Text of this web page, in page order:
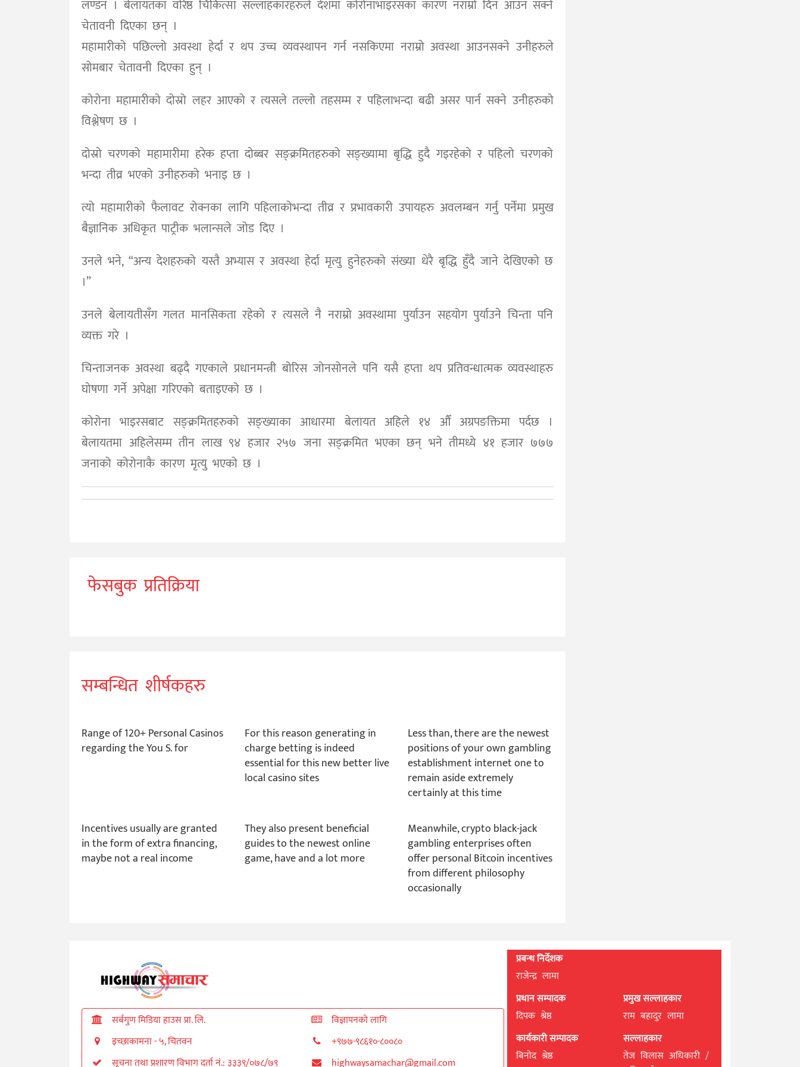
लण्डन । बेलायतका वरिष्ठ चिकित्सा सल्लाहकारहरुले देशमा कोरोनाभाइरसका कारण नराम्रो दिन आउन सक्ने
चेतावनी दिएका छन् ।
महामारीको पछिल्लो अवस्था हेर्दा र थप उच्च व्यवस्थापन गर्न नसकिएमा नराम्रो अवस्था आउनसक्ने उनीहरुले
सोमबार चेतावनी दिएका हुन् ।
कोरोना महामारीको दोस्रो लहर आएको र त्यसले तल्लो तहसम्म र पहिलाभन्दा बढी असर पार्न सक्ने उनीहरुको
विश्लेषण छ ।
दोस्रो चरणको महामारीमा हरेक हप्ता दोब्बर सङ्क्रमितहरुको सङ्ख्यामा बृद्धि हुदै गइरहेको र पहिलो चरणको
भन्दा तीव्र भएको उनीहरुको भनाइ छ ।
त्यो महामारीको फैलावट रोक्नका लागि पहिलाकोभन्दा तीव्र र प्रभावकारी उपायहरु अवलम्बन गर्नु पर्नेमा प्रमुख
बैज्ञानिक अधिकृत पाट्रीक भलान्सले जोड दिए ।
उनले भने, “अन्य देशहरुको यस्तै अभ्यास र अवस्था हेर्दा मृत्यु हुनेहरुको संख्या धेरै बृद्धि हुँदै जाने देखिएको छ
।”
उनले बेलायतीसँग गलत मानसिकता रहेको र त्यसले नै नराम्रो अवस्थामा पुर्याउन सहयोग पुर्याउने चिन्ता पनि
व्यक्त गरे ।
चिन्ताजनक अवस्था बढ्दै गएकाले प्रधानमन्त्री बोरिस जोनसोनले पनि यसै हप्ता थप प्रतिवन्धात्मक व्यवस्थाहरु
घोषणा गर्ने अपेक्षा गरिएको बताइएको छ ।
कोरोना भाइरसबाट सङ्क्रमितहरुको सङ्ख्याका आधारमा बेलायत अहिले १४ औँ अग्रपङक्तिमा पर्दछ ।
बेलायतमा अहिलेसम्म तीन लाख ९४ हजार २५७ जना सङ्क्रमित भएका छन् भने तीमध्ये ४१ हजार ७७७
जनाको कोरोनाकै कारण मृत्यु भएको छ ।
फेसबुक प्रतिक्रिया
सम्बन्धित शीर्षकहरु
Range of 120+ Personal Casinos
regarding the You S. for
For this reason generating in
charge betting is indeed
essential for this new better live
local casino sites
Less than, there are the newest
positions of your own gambling
establishment internet one to
remain aside extremely
certainly at this time
Incentives usually are granted
in the form of extra financing,
maybe not a real income
They also present beneficial
guides to the newest online
game, have and a lot more
Meanwhile, crypto black-jack
gambling enterprises often
offer personal Bitcoin incentives
from different philosophy
occasionally
सर्बगुण मिडिया हाउस प्रा. लि.
इच्छाकामना - ५, चितवन
सूचना तथा प्रशारण विभाग दर्ता नं.: ३३३९/०७८/७९
विज्ञापनको लागि
+९७७-९८६१०-८००८०
highwaysamachar@gmail.com
प्रबन्ध निर्देशक
राजेन्द्र लामा
प्रधान सम्पादक
दिपक श्रेष्ठ
कार्यकारी सम्पादक
बिनाेद श्रेष्ठ
प्रमुख सल्लाहकार
राम बहादुर लामा
सल्लाहकार
तेज विलास अधिकारी /